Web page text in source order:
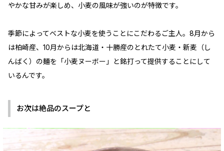
やかな甘みが楽しめ、小麦の風味が強いのが特徴です。
季節によってベストな小麦を使うことにこだわるご主人。8月から
は柏崎産、10月からは北海道・十勝産のとれたて小麦・新麦（し
んばく）の麺を「小麦ヌーボー」と銘打って提供することにして
いるんです。
お次は絶品のスープと